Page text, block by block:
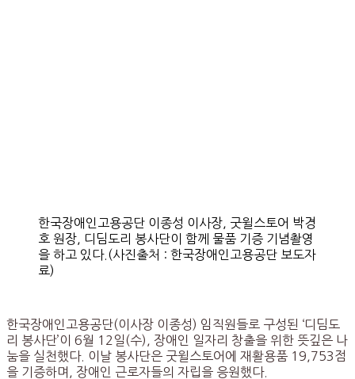
한국장애인고용공단 이종성 이사장, 굿윌스토어 박경
호 원장, 디딤도리 봉사단이 함께 물품 기증 기념촬영
을 하고 있다.(사진출처 : 한국장애인고용공단 보도자
료)
한국장애인고용공단(이사장 이종성) 임직원들로 구성된 ‘디딤도
리 봉사단’이 6월 12일(수), 장애인 일자리 창출을 위한 뜻깊은 나
눔을 실천했다. 이날 봉사단은 굿윌스토어에 재활용품 19,753점
을 기증하며, 장애인 근로자들의 자립을 응원했다.